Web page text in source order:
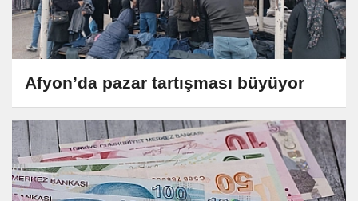
Afyon’da pazar tartışması büyüyor